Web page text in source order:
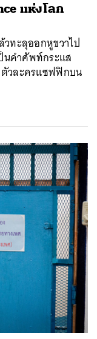
แห่งโลก
วทะลุออกหูขวาไป
นคำศัพท์กระแส
วละครแซฟฟิกบน